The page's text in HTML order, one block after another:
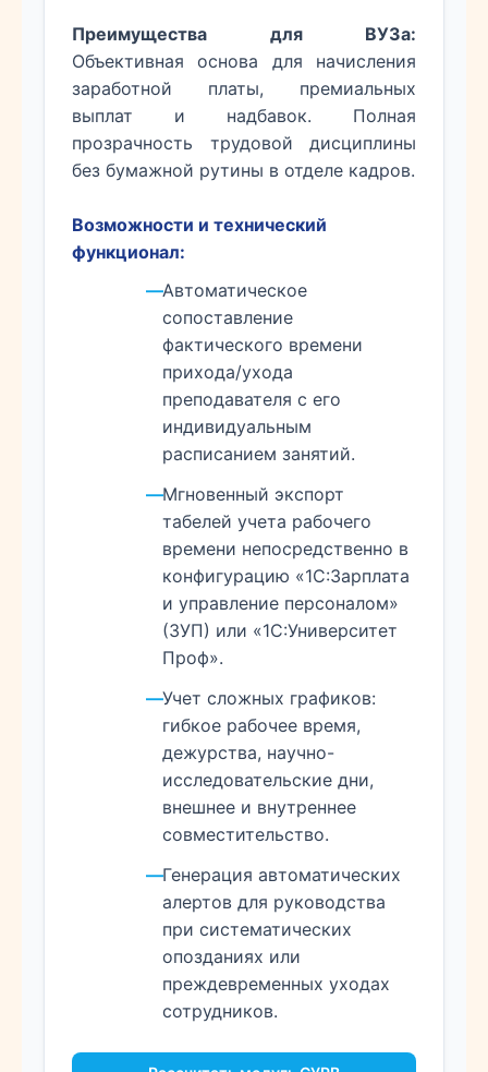
Преимущества для ВУЗа:
Объективная основа для начисления
заработной платы, премиальных
выплат и надбавок. Полная
прозрачность трудовой дисциплины
без бумажной рутины в отделе кадров.
Возможности и технический
функционал:
Автоматическое
сопоставление
фактического времени
прихода/ухода
преподавателя с его
индивидуальным
расписанием занятий.
Мгновенный экспорт
табелей учета рабочего
времени непосредственно в
конфигурацию «1С:Зарплата
и управление персоналом»
(ЗУП) или «1С:Университет
Проф».
Учет сложных графиков:
гибкое рабочее время,
дежурства, научно-
исследовательские дни,
внешнее и внутреннее
совместительство.
Генерация автоматических
алертов для руководства
при систематических
опозданиях или
преждевременных уходах
сотрудников.